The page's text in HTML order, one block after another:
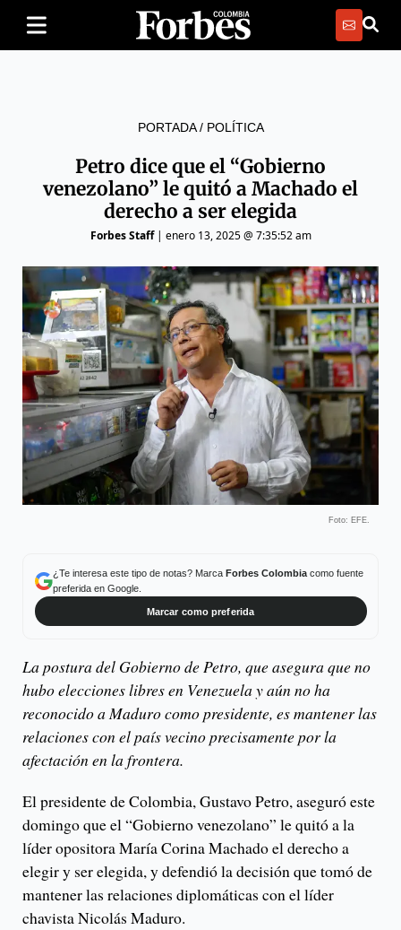
PORTADA/ POLÍTICA
Petro dice que el “Gobierno
venezolano” le quitó a Machado el
derecho a ser elegida
Forbes Staff| enero 13, 2025 @ 7:35:52 am
Foto: EFE.
¿Te interesa este tipo de notas? Marca Forbes Colombiacomo fuente
preferida en Google.
Marcar como preferida
La postura del Gobierno de Petro, que asegura que no
hubo elecciones libres en Venezuela y aún no ha
reconocido a Maduro como presidente, es mantener las
relaciones con el país vecino precisamente por la
afectación en la frontera.
El presidente de Colombia, Gustavo Petro, aseguró este
domingo que el “Gobierno venezolano” le quitó a la
líder opositora María Corina Machado el derecho a
elegir y ser elegida, y defendió la decisión que tomó de
mantener las relaciones diplomáticas con el líder
chavista Nicolás Maduro.